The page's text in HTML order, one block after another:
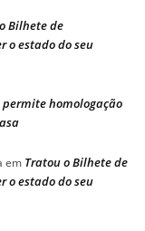
Bilhete de
o estado do seu
permite homologação
em Tratou o Bilhete de
o estado do seu